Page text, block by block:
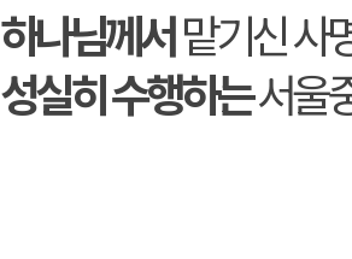
하나님께서맡기신 사
성실히 수행하는서울